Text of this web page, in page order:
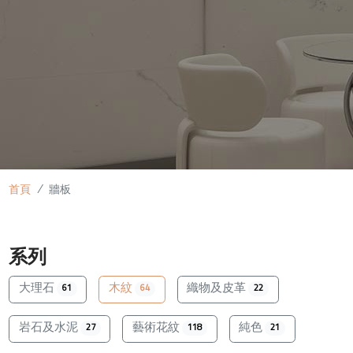
首頁 牆板
系列
大理石 61 木紋 64 織物及皮革 22
岩石及水泥 27 藝術花紋 118 純色 21